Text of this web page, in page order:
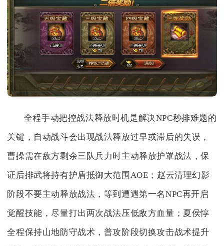
全程手动把控战法释放时机是解决NPC秒排难题的
关键，自动战斗会出现战法释放过早或滞后的失误，
曹操需在敌方剩余三队兵力时主动释放护罩战法，保
证后排武将持有护盾抵御大范围AOE；赵云清理幻影
阶段不要主动释放战法，等到遭遇第一名NPC再开启
觉醒技能，尽量打出两次战法压低敌方血量；夏侯惇
全程保持山地防守战术，普攻阶段切换攻击战术提升